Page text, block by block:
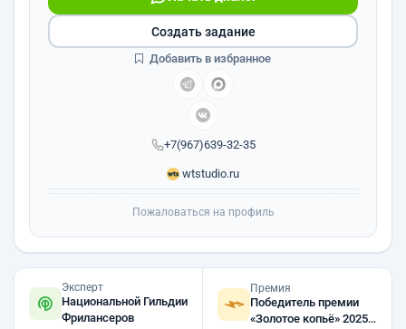
+7(967)639-32-35
wtstudio.ru
Создать задание
Добавить в избранное
Пожаловаться на профиль
Эксперт
Национальной Гильдии
Фрилансеров
Премия
Победитель премии
«Золотое копьё» 2025,